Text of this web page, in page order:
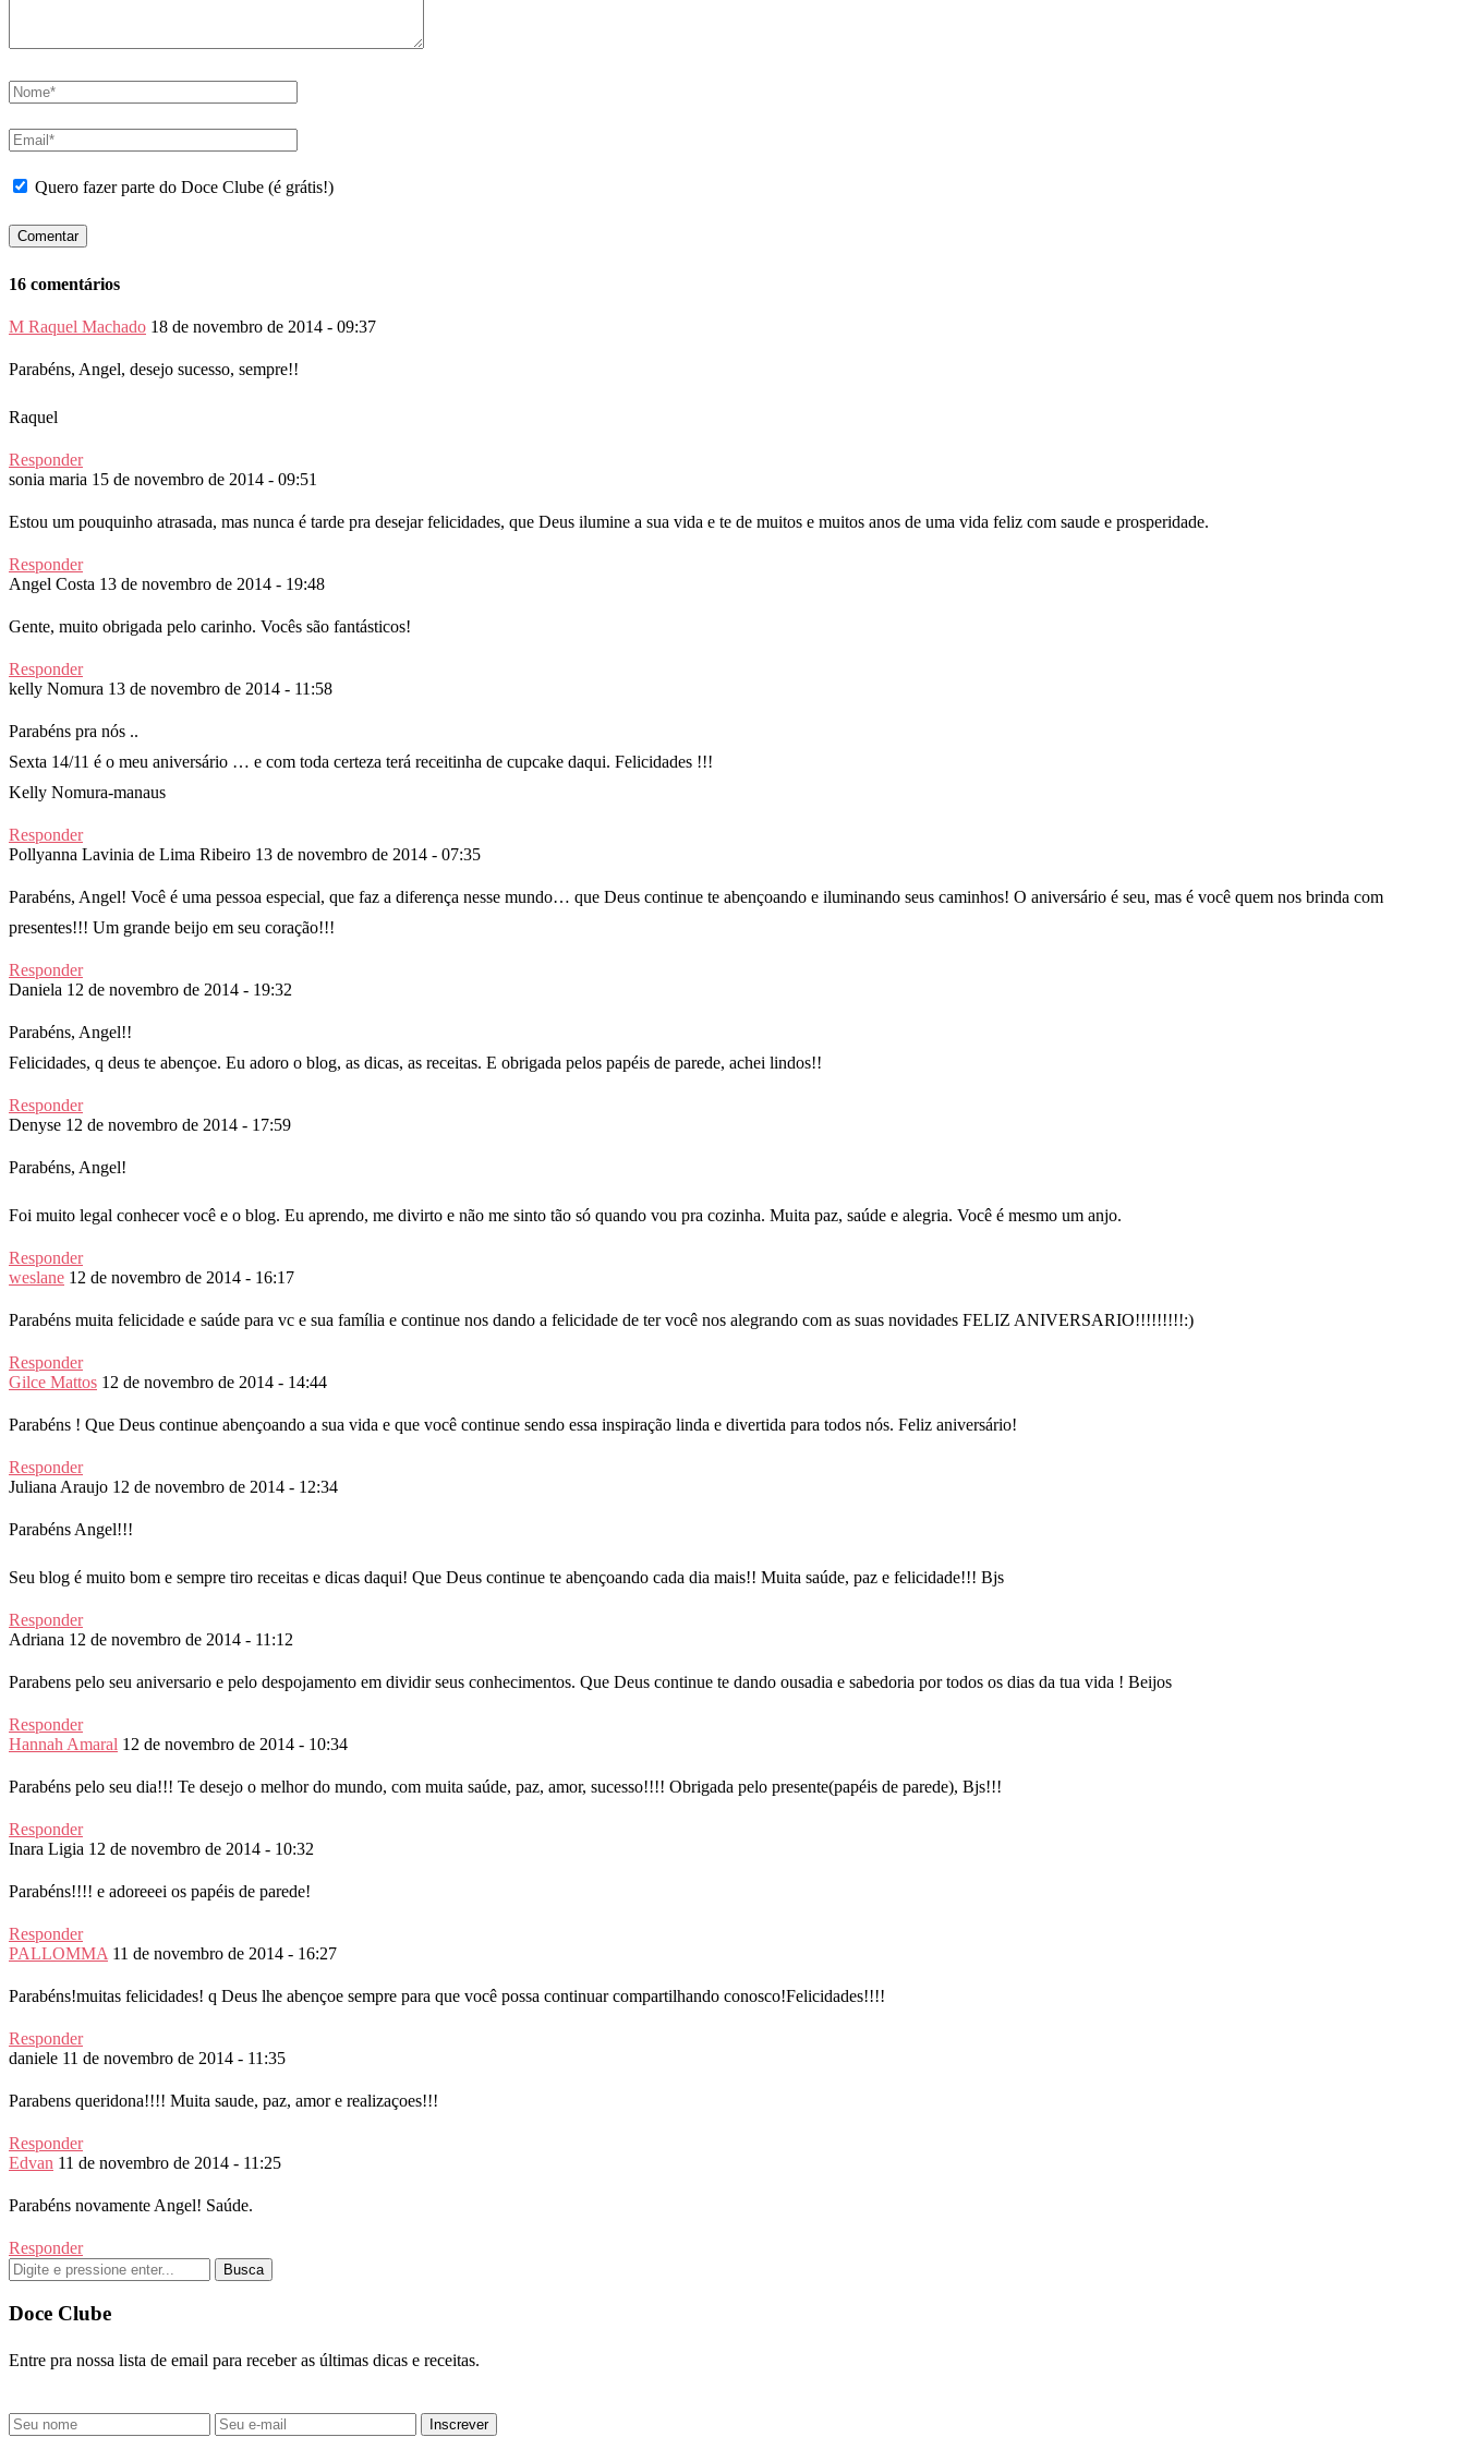
Quero fazer parte do Doce Clube (é grátis!)
16 comentários
M Raquel Machado 18 de novembro de 2014 - 09:37
Parabéns, Angel, desejo sucesso, sempre!!
Raquel
Responder
sonia maria 15 de novembro de 2014 - 09:51
Estou um pouquinho atrasada, mas nunca é tarde pra desejar felicidades, que Deus ilumine a sua vida e te de muitos e muitos anos de uma vida feliz com saude e prosperidade.
Responder
Angel Costa 13 de novembro de 2014 - 19:48
Gente, muito obrigada pelo carinho. Vocês são fantásticos!
Responder
kelly Nomura 13 de novembro de 2014 - 11:58
Parabéns pra nós ..
Sexta 14/11 é o meu aniversário … e com toda certeza terá receitinha de cupcake daqui. Felicidades !!!
Kelly Nomura-manaus
Responder
Pollyanna Lavinia de Lima Ribeiro 13 de novembro de 2014 - 07:35
Parabéns, Angel! Você é uma pessoa especial, que faz a diferença nesse mundo… que Deus continue te abençoando e iluminando seus caminhos! O aniversário é seu, mas é você quem nos brinda com
presentes!!! Um grande beijo em seu coração!!!
Responder
Daniela 12 de novembro de 2014 - 19:32
Parabéns, Angel!!
Felicidades, q deus te abençoe. Eu adoro o blog, as dicas, as receitas. E obrigada pelos papéis de parede, achei lindos!!
Responder
Denyse 12 de novembro de 2014 - 17:59
Parabéns, Angel!
Foi muito legal conhecer você e o blog. Eu aprendo, me divirto e não me sinto tão só quando vou pra cozinha. Muita paz, saúde e alegria. Você é mesmo um anjo.
Responder
weslane 12 de novembro de 2014 - 16:17
Parabéns muita felicidade e saúde para vc e sua família e continue nos dando a felicidade de ter você nos alegrando com as suas novidades FELIZ ANIVERSARIO!!!!!!!!!:)
Responder
Gilce Mattos 12 de novembro de 2014 - 14:44
Parabéns ! Que Deus continue abençoando a sua vida e que você continue sendo essa inspiração linda e divertida para todos nós. Feliz aniversário!
Responder
Juliana Araujo 12 de novembro de 2014 - 12:34
Parabéns Angel!!!
Seu blog é muito bom e sempre tiro receitas e dicas daqui! Que Deus continue te abençoando cada dia mais!! Muita saúde, paz e felicidade!!! Bjs
Responder
Adriana 12 de novembro de 2014 - 11:12
Parabens pelo seu aniversario e pelo despojamento em dividir seus conhecimentos. Que Deus continue te dando ousadia e sabedoria por todos os dias da tua vida ! Beijos
Responder
Hannah Amaral 12 de novembro de 2014 - 10:34
Parabéns pelo seu dia!!! Te desejo o melhor do mundo, com muita saúde, paz, amor, sucesso!!!! Obrigada pelo presente(papéis de parede), Bjs!!!
Responder
Inara Ligia 12 de novembro de 2014 - 10:32
Parabéns!!!! e adoreeei os papéis de parede!
Responder
PALLOMMA 11 de novembro de 2014 - 16:27
Parabéns!muitas felicidades! q Deus lhe abençoe sempre para que você possa continuar compartilhando conosco!Felicidades!!!!
Responder
daniele 11 de novembro de 2014 - 11:35
Parabens queridona!!!! Muita saude, paz, amor e realizaçoes!!!
Responder
Edvan 11 de novembro de 2014 - 11:25
Parabéns novamente Angel! Saúde.
Responder
Busca
Doce Clube
Entre pra nossa lista de email para receber as últimas dicas e receitas.
Inscrever